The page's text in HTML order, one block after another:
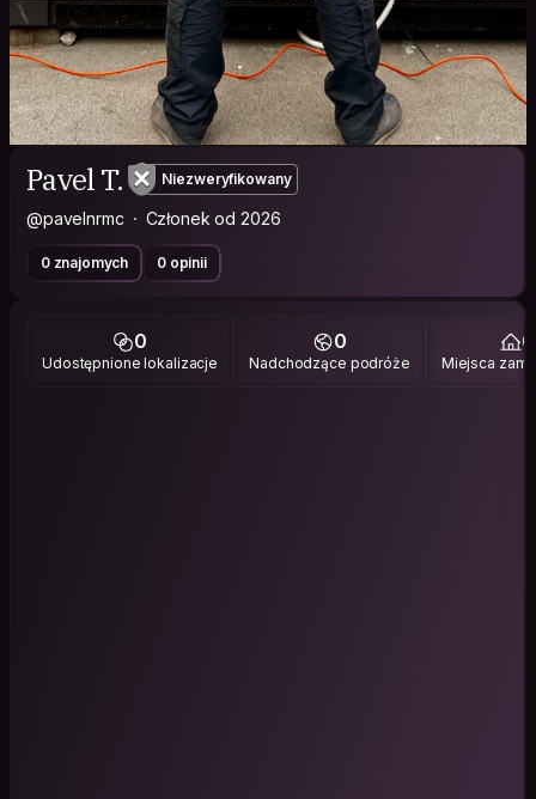
Pavel T. Niezweryfikowany
@pavelnrmc Członek od 2026
0 znajomych 0 opinii
0
Udostępnione lokalizacje
0
Nadchodzące podróże
0
Miejsca